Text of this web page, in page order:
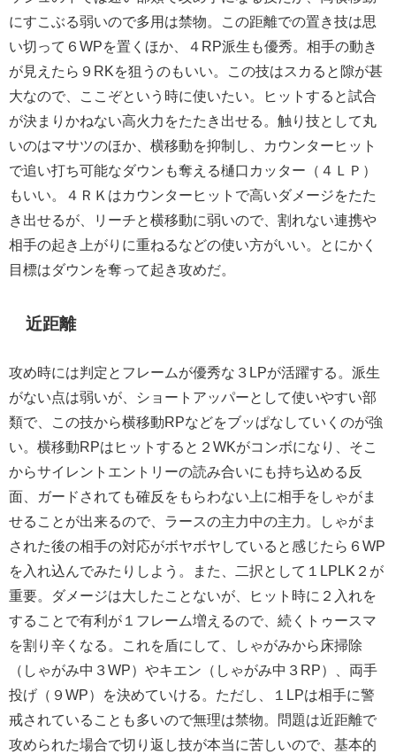
にすこぶる弱いので多用は禁物。この距離での置き技は思
い切って６WPを置くほか、４RP派生も優秀。相手の動き
が見えたら９RKを狙うのもいい。この技はスカると隙が甚
大なので、ここぞという時に使いたい。ヒットすると試合
が決まりかねない高火力をたたき出せる。触り技として丸
いのはマサツのほか、横移動を抑制し、カウンターヒット
で追い打ち可能なダウンも奪える樋口カッター（４ＬＰ）
もいい。４ＲＫはカウンターヒットで高いダメージをたた
き出せるが、リーチと横移動に弱いので、割れない連携や
相手の起き上がりに重ねるなどの使い方がいい。とにかく
目標はダウンを奪って起き攻めだ。
近距離
攻め時には判定とフレームが優秀な３LPが活躍する。派生
がない点は弱いが、ショートアッパーとして使いやすい部
類で、この技から横移動RPなどをブッぱなしていくのが強
い。横移動RPはヒットすると２WKがコンボになり、そこ
からサイレントエントリーの読み合いにも持ち込める反
面、ガードされても確反をもらわない上に相手をしゃがま
せることが出来るので、ラースの主力中の主力。しゃがま
された後の相手の対応がボヤボヤしていると感じたら６WP
を入れ込んでみたりしよう。また、二択として１LPLK２が
重要。ダメージは大したことないが、ヒット時に２入れを
することで有利が１フレーム増えるので、続くトゥースマ
を割り辛くなる。これを盾にして、しゃがみから床掃除
（しゃがみ中３WP）やキエン（しゃがみ中３RP）、両手
投げ（９WP）を決めていける。ただし、１LPは相手に警
戒されていることも多いので無理は禁物。問題は近距離で
攻められた場合で切り返し技が本当に苦しいので、基本的